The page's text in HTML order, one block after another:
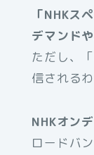
「NHKス
デマンド
ただし、
信される
NHKオン
ロードバ